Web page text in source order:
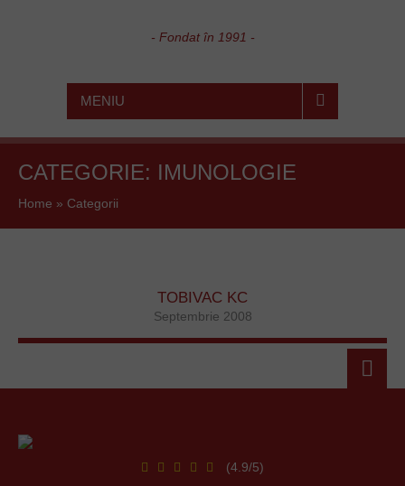
- Fondat în 1991 -
MENIU
CATEGORIE: IMUNOLOGIE
Home » Categorii
TOBIVAC KC
Septembrie 2008
(4.9/5)